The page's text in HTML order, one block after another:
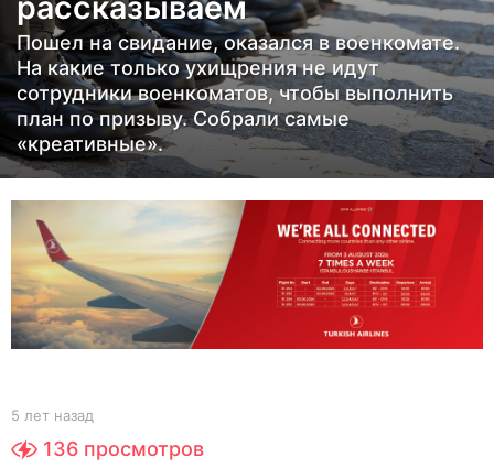
а
д
5
л
е
т
а
д
Пошел на свидание, оказался в военкомате.
На какие только ухищрения не идут
сотрудники военкоматов, чтобы выполнить
план по призыву. Собрали самые
«креативные».
b
Y
5 лет назад
е
136 просмотров